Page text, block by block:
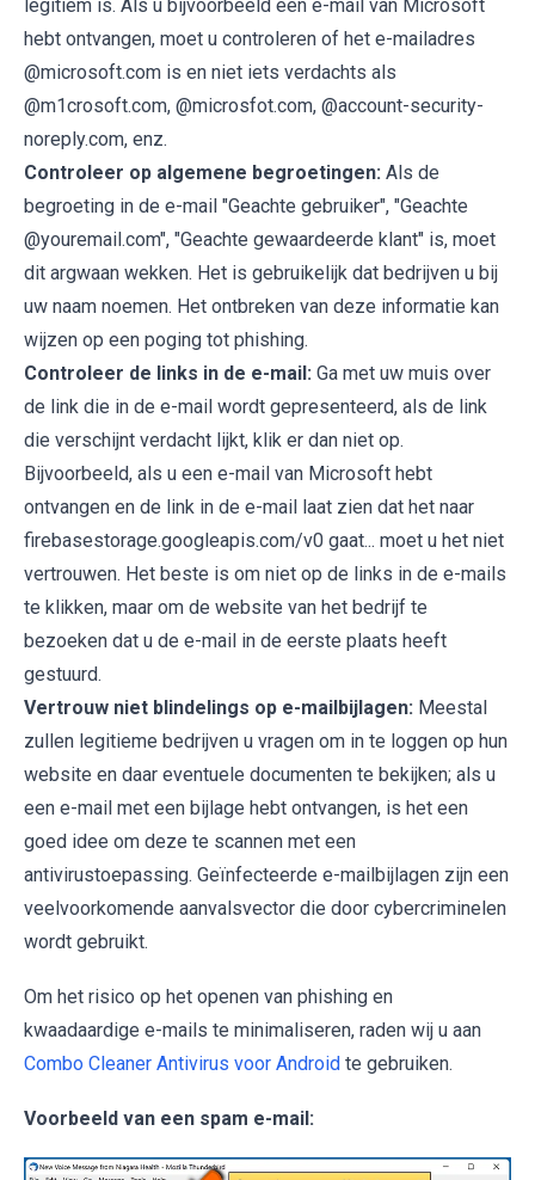
legitiem is. Als u bijvoorbeeld een e-mail van Microsoft
hebt ontvangen, moet u controleren of het e-mailadres
@microsoft.com is en niet iets verdachts als
@m1crosoft.com, @microsfot.com, @account-security-
noreply.com, enz.
Controleer op algemene begroetingen: Als de
begroeting in de e-mail "Geachte gebruiker", "Geachte
@youremail.com", "Geachte gewaardeerde klant" is, moet
dit argwaan wekken. Het is gebruikelijk dat bedrijven u bij
uw naam noemen. Het ontbreken van deze informatie kan
wijzen op een poging tot phishing.
Controleer de links in de e-mail: Ga met uw muis over
de link die in de e-mail wordt gepresenteerd, als de link
die verschijnt verdacht lijkt, klik er dan niet op.
Bijvoorbeeld, als u een e-mail van Microsoft hebt
ontvangen en de link in de e-mail laat zien dat het naar
firebasestorage.googleapis.com/v0 gaat... moet u het niet
vertrouwen. Het beste is om niet op de links in de e-mails
te klikken, maar om de website van het bedrijf te
bezoeken dat u de e-mail in de eerste plaats heeft
gestuurd.
Vertrouw niet blindelings op e-mailbijlagen: Meestal
zullen legitieme bedrijven u vragen om in te loggen op hun
website en daar eventuele documenten te bekijken; als u
een e-mail met een bijlage hebt ontvangen, is het een
goed idee om deze te scannen met een
antivirustoepassing. Geïnfecteerde e-mailbijlagen zijn een
veelvoorkomende aanvalsvector die door cybercriminelen
wordt gebruikt.
Om het risico op het openen van phishing en
kwaadaardige e-mails te minimaliseren, raden wij u aan
Combo Cleaner Antivirus voor Android te gebruiken.
Voorbeeld van een spam e-mail: